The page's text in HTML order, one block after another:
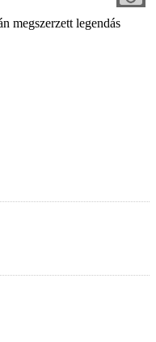
megszerzett legendás